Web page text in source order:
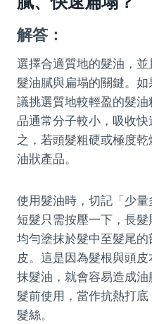
解答：
選擇合適質地的髮油，
髮油膩與扁塌的關鍵。
議挑選質地較輕盈的髮
品通常分子較小，吸收
之，若頭髮粗硬或極度
油狀產品。
使用髮油時，切記「少量
短髮只需按壓一下，長
均勻塗抹於髮中至髮尾
皮。這是因為髮根與頭
抹髮油，就會容易造成
髮前使用，當作抗熱打
髮絲。